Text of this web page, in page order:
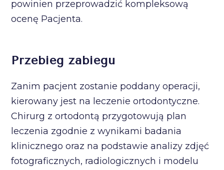
powinien przeprowadzić kompleksową
ocenę Pacjenta.
Przebieg zabiegu
Zanim pacjent zostanie poddany operacji,
kierowany jest na leczenie ortodontyczne.
Chirurg z ortodontą przygotowują plan
leczenia zgodnie z wynikami badania
klinicznego oraz na podstawie analizy zdjęć
fotograficznych, radiologicznych i modelu